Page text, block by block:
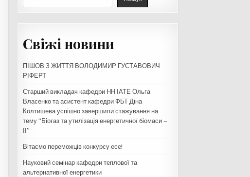
Свіжі новини
ПІШОВ З ЖИТТЯ ВОЛОДИМИР ГУСТАВОВИЧ
РІФЕРТ
Старший викладач кафедри НН ІАТЕ Ольга
Власенко та асистент кафедри ФБТ Діна
Колтишева успішно завершили стажування на
тему “Біогаз та утилізація енергетичної біомаси –
ІІ”
Вітаємо переможців конкурсу есе!
Науковий семінар кафедри теплової та
альтернативної енергетики